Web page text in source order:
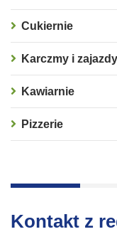
Cukiernie
Karczmy i zajazdy
Kawiarnie
Pizzerie
Kontakt z